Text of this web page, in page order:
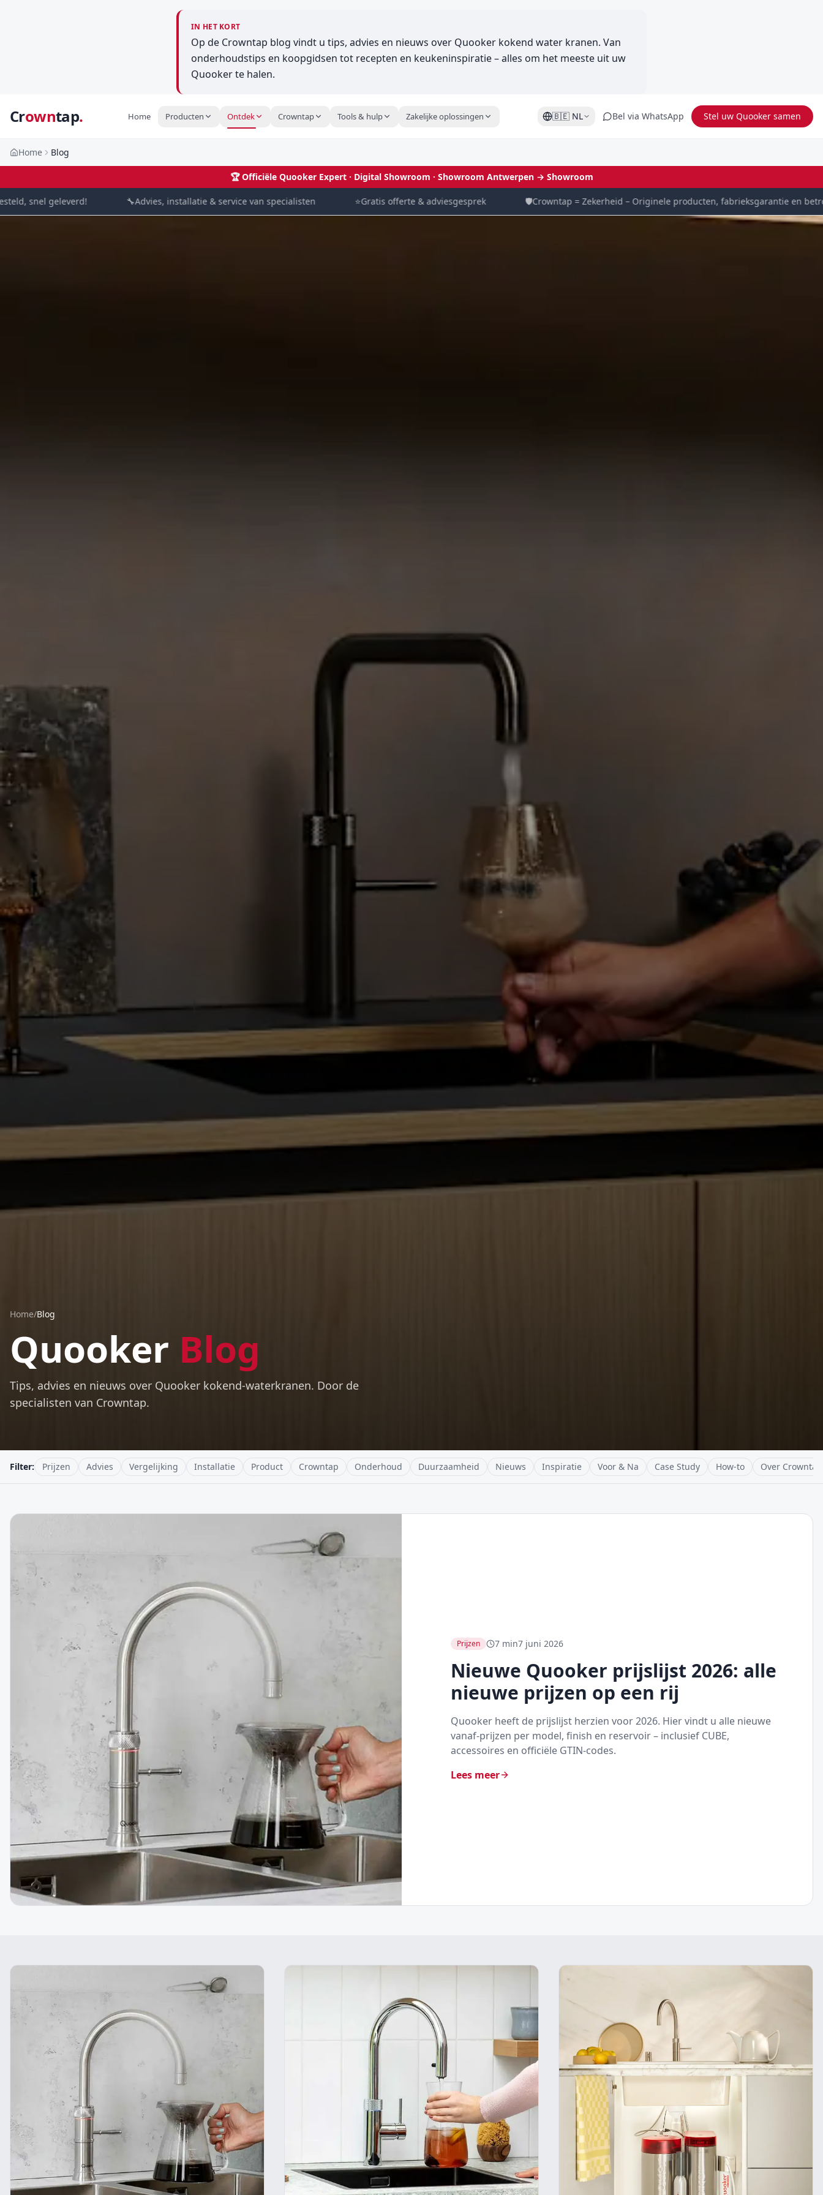
IN HET KORT
Op de Crowntap blog vindt u tips, advies en nieuws over Quooker kokend water kranen. Van
onderhoudstips en koopgidsen tot recepten en keukeninspiratie – alles om het meeste uit uw
Quooker te halen.
Crowntap. Home Producten Ontdek Crowntap Tools & hulp Zakelijke oplossingen 🇧🇪 NL Bel via WhatsApp Stel uw Quooker samen
Home Blog
🏆Officiële Quooker Expert · Digital Showroom · Showroom Antwerpen → Showroom
snel geleverd! Advies, installatie & service van specialisten Gratis offerte & adviesgesprek Crowntap = Zekerheid – Originele producten, fabrieksgarantie en
Home/Blog
Quooker Blog
Tips, advies en nieuws over Quooker kokend-waterkranen. Door de
specialisten van Crowntap.
Filter: Prijzen Advies Vergelijking Installatie Product Crowntap Onderhoud Duurzaamheid Nieuws Inspiratie Voor & Na Case Study How-to Over Crowntap
Prijzen 7 min7 juni 2026
Nieuwe Quooker prijslijst 2026: alle
nieuwe prijzen op een rij
Quooker heeft de prijslijst herzien voor 2026. Hier vindt u alle nieuwe
vanaf-prijzen per model, finish en reservoir – inclusief CUBE,
accessoires en officiële GTIN-codes.
Lees meer